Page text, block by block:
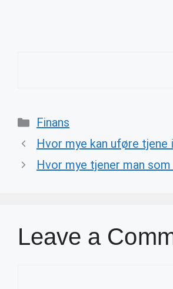
Categories
Finans
Hvor mye kan uføre tjene
Hvor mye tjener man
Leave a